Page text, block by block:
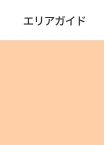
エリアガイド